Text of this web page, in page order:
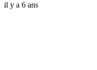
il y a 6 ans